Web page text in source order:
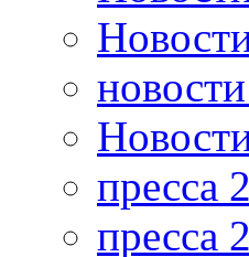
пресса
пресса